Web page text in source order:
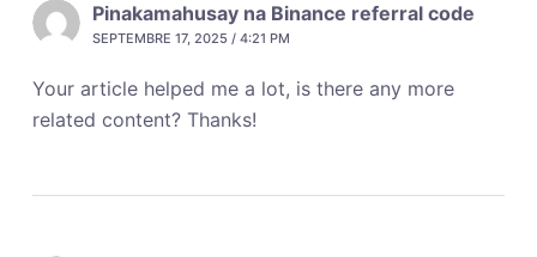
Pinakamahusay na Binance referral code
SEPTEMBRE 17, 2025 / 4:21 PM
Your article helped me a lot, is there any more
related content? Thanks!